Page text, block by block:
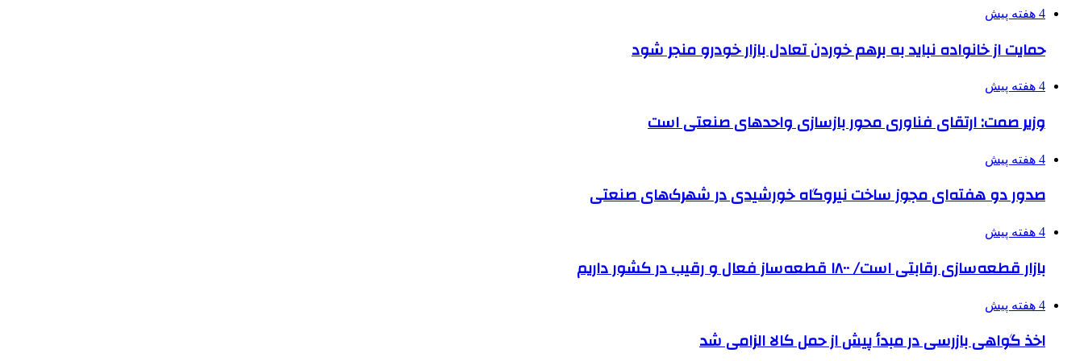
4 هفته پیش
حمایت از خانواده نباید به برهم خوردن تعادل بازار خودرو منجر شود
4 هفته پیش
وزیر صمت: ارتقای فناوری محور بازسازی واحدهای صنعتی است
4 هفته پیش
صدور دو هفته‌ای مجوز ساخت نیروگاه خورشیدی در شهرک‌های صنعتی
4 هفته پیش
بازار قطعه‌سازی رقابتی است/ ۱۸۰۰ قطعه‌ساز فعال و رقیب در کشور داریم
4 هفته پیش
اخذ گواهی بازرسی در مبدأ پیش از حمل کالا الزامی شد